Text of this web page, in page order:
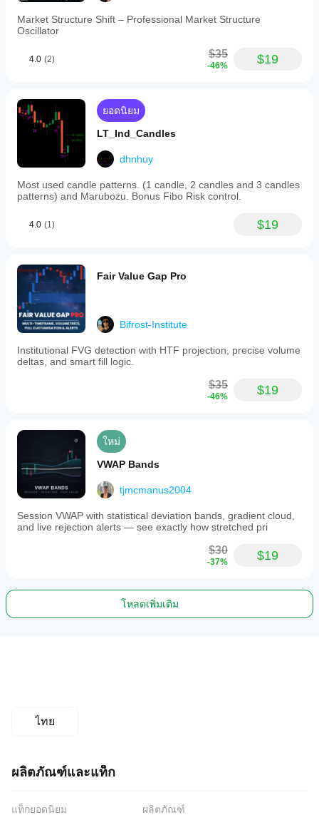
Market Structure Shift – Professional Market Structure
Oscillator
4.0 (2) $35
-46% $19
ยอดนิยม
LT_Ind_Candles
dhnhuy
Most used candle patterns. (1 candle, 2 candles and 3 candles
patterns) and Marubozu. Bonus Fibo Risk control.
4.0 (1) $19
Fair Value Gap Pro
Bifrost-Institute
Institutional FVG detection with HTF projection, precise volume
deltas, and smart fill logic.
$35
-46% $19
ใหม่
VWAP Bands
tjmcmanus2004
Session VWAP with statistical deviation bands, gradient cloud,
and live rejection alerts — see exactly how stretched pri
$30
-37% $19
โหลดเพิ่มเติม
ไทย
ผลิตภัณฑ์และแท็ก
แท็กยอดนิยม
ผลิตภัณฑ์